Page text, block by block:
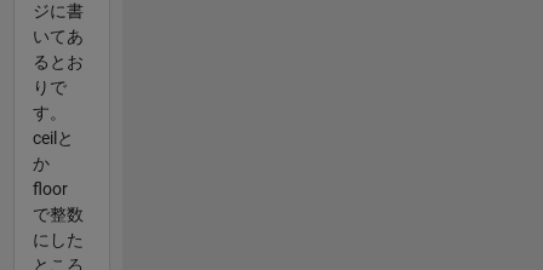
ジに書
いてあ
るとお
りで
す。
ceilと
か
floor
で整数
にした
ところ